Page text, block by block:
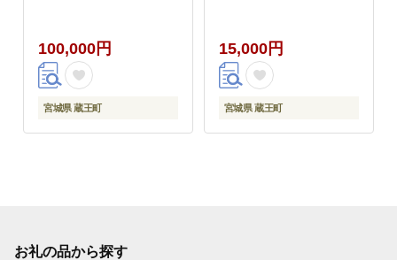
100,000円
宮城県 蔵王町
15,000円
宮城県 蔵王町
お礼の品から探す